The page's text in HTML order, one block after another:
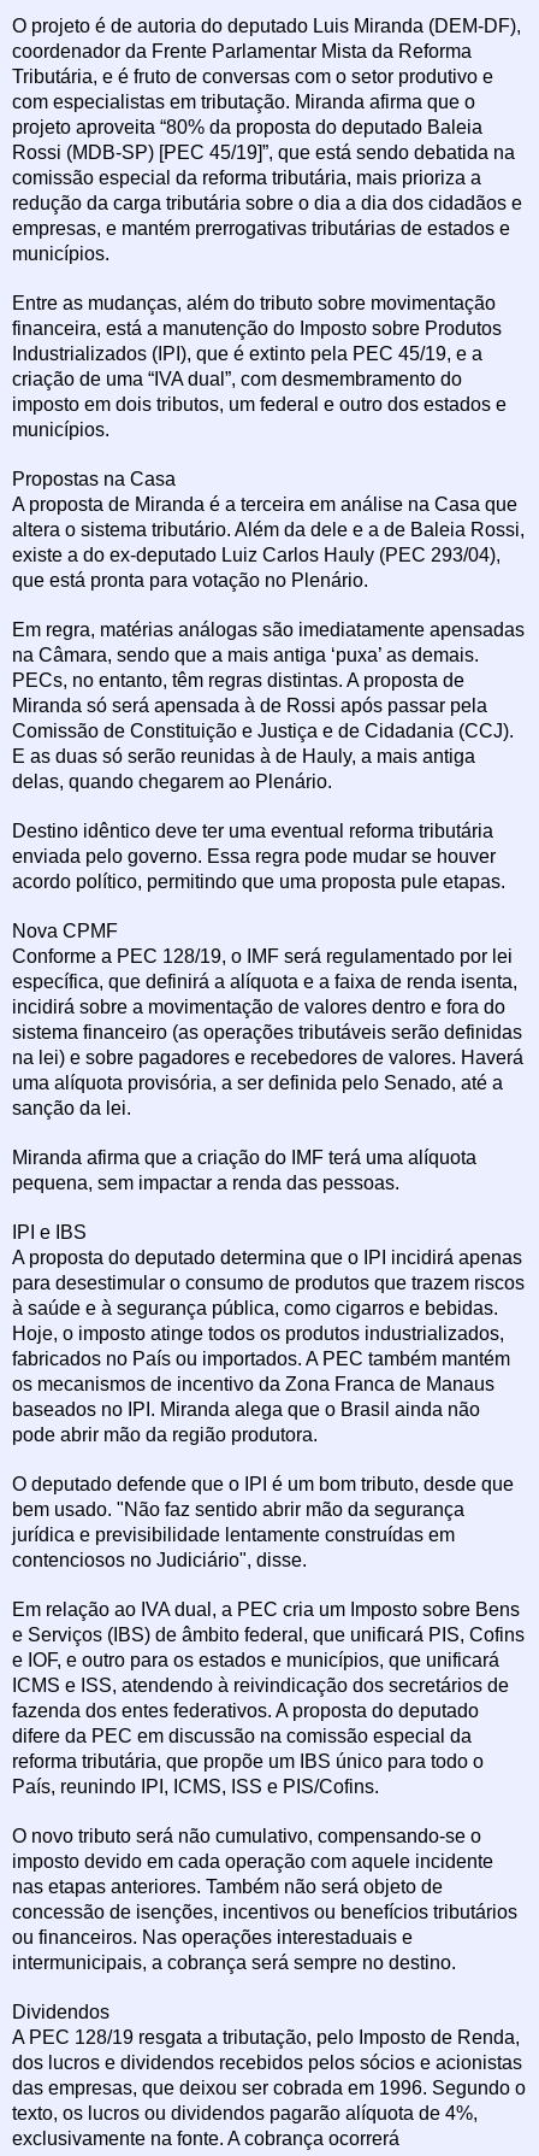
O projeto é de autoria do deputado Luis Miranda (DEM-DF),
coordenador da Frente Parlamentar Mista da Reforma
Tributária, e é fruto de conversas com o setor produtivo e
com especialistas em tributação. Miranda afirma que o
projeto aproveita “80% da proposta do deputado Baleia
Rossi (MDB-SP) [PEC 45/19]”, que está sendo debatida na
comissão especial da reforma tributária, mais prioriza a
redução da carga tributária sobre o dia a dia dos cidadãos e
empresas, e mantém prerrogativas tributárias de estados e
municípios.
Entre as mudanças, além do tributo sobre movimentação
financeira, está a manutenção do Imposto sobre Produtos
Industrializados (IPI), que é extinto pela PEC 45/19, e a
criação de uma “IVA dual”, com desmembramento do
imposto em dois tributos, um federal e outro dos estados e
municípios.
Propostas na Casa
A proposta de Miranda é a terceira em análise na Casa que
altera o sistema tributário. Além da dele e a de Baleia Rossi,
existe a do ex-deputado Luiz Carlos Hauly (PEC 293/04),
que está pronta para votação no Plenário.
Em regra, matérias análogas são imediatamente apensadas
na Câmara, sendo que a mais antiga ‘puxa’ as demais.
PECs, no entanto, têm regras distintas. A proposta de
Miranda só será apensada à de Rossi após passar pela
Comissão de Constituição e Justiça e de Cidadania (CCJ).
E as duas só serão reunidas à de Hauly, a mais antiga
delas, quando chegarem ao Plenário.
Destino idêntico deve ter uma eventual reforma tributária
enviada pelo governo. Essa regra pode mudar se houver
acordo político, permitindo que uma proposta pule etapas.
Nova CPMF
Conforme a PEC 128/19, o IMF será regulamentado por lei
específica, que definirá a alíquota e a faixa de renda isenta,
incidirá sobre a movimentação de valores dentro e fora do
sistema financeiro (as operações tributáveis serão definidas
na lei) e sobre pagadores e recebedores de valores. Haverá
uma alíquota provisória, a ser definida pelo Senado, até a
sanção da lei.
Miranda afirma que a criação do IMF terá uma alíquota
pequena, sem impactar a renda das pessoas.
IPI e IBS
A proposta do deputado determina que o IPI incidirá apenas
para desestimular o consumo de produtos que trazem riscos
à saúde e à segurança pública, como cigarros e bebidas.
Hoje, o imposto atinge todos os produtos industrializados,
fabricados no País ou importados. A PEC também mantém
os mecanismos de incentivo da Zona Franca de Manaus
baseados no IPI. Miranda alega que o Brasil ainda não
pode abrir mão da região produtora.
O deputado defende que o IPI é um bom tributo, desde que
bem usado. "Não faz sentido abrir mão da segurança
jurídica e previsibilidade lentamente construídas em
contenciosos no Judiciário", disse.
Em relação ao IVA dual, a PEC cria um Imposto sobre Bens
e Serviços (IBS) de âmbito federal, que unificará PIS, Cofins
e IOF, e outro para os estados e municípios, que unificará
ICMS e ISS, atendendo à reivindicação dos secretários de
fazenda dos entes federativos. A proposta do deputado
difere da PEC em discussão na comissão especial da
reforma tributária, que propõe um IBS único para todo o
País, reunindo IPI, ICMS, ISS e PIS/Cofins.
O novo tributo será não cumulativo, compensando-se o
imposto devido em cada operação com aquele incidente
nas etapas anteriores. Também não será objeto de
concessão de isenções, incentivos ou benefícios tributários
ou financeiros. Nas operações interestaduais e
intermunicipais, a cobrança será sempre no destino.
Dividendos
A PEC 128/19 resgata a tributação, pelo Imposto de Renda,
dos lucros e dividendos recebidos pelos sócios e acionistas
das empresas, que deixou ser cobrada em 1996. Segundo o
texto, os lucros ou dividendos pagarão alíquota de 4%,
exclusivamente na fonte. A cobrança ocorrerá